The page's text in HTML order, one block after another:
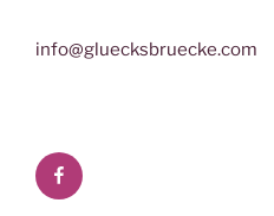
info@gluecksbruecke.com
Facebook